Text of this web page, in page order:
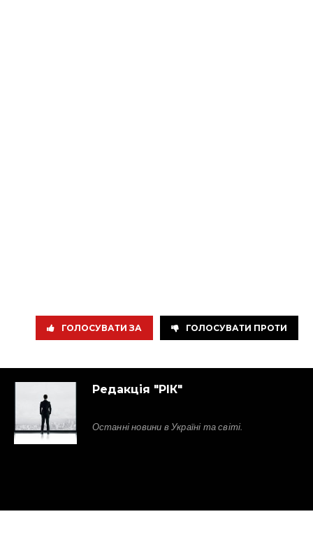
ГОЛОСУВАТИ ЗА ГОЛОСУВАТИ ПРОТИ
Редакція "РІК"
Останні новини в Україні та світі.